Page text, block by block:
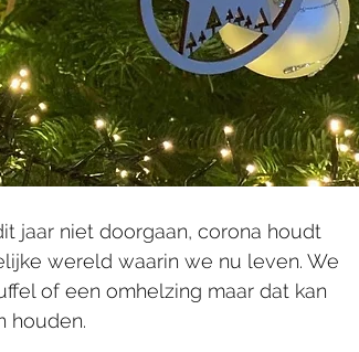
jaar niet doorgaan, corona houdt
wereld waarin we nu leven. We
of een omhelzing maar dat kan
houden.